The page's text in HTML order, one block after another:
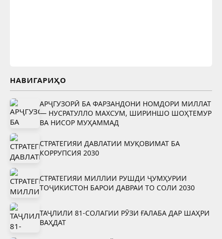
НАВИГАРИҲО
АРҶГУЗОРӢ БА ФАРЗАНДОНИ НОМДОРИ МИЛЛАТ
— НУСРАТУЛЛО МАХСУМ, ШИРИНШО ШОҲТЕМУР
ВА НИСОР МУҲАММАД
СТРАТЕГИЯИ ДАВЛАТИИ МУҚОВИМАТ БА
КОРРУПСИЯ 2030
СТРАТЕГИЯИ МИЛЛИИ РУШДИ ҶУМҲУРИИ
ТОҶИКИСТОН БАРОИ ДАВРАИ ТО СОЛИ 2030
ТАҶЛИЛИ 81-СОЛАГИИ РӮЗИ ҒАЛАБА ДАР ШАҲРИ
ВАҲДАТ